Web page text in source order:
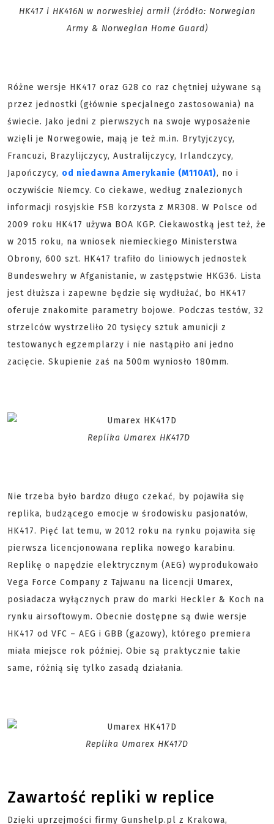
HK417 i HK416N w norweskiej armii (źródło: Norwegian
Army & Norwegian Home Guard)
Różne wersje HK417 oraz G28 co raz chętniej używane są
przez jednostki (głównie specjalnego zastosowania) na
świecie. Jako jedni z pierwszych na swoje wyposażenie
wzięli je Norwegowie, mają je też m.in. Brytyjczycy,
Francuzi, Brazylijczycy, Australijczycy, Irlandczycy,
Japończycy, od niedawna Amerykanie (M110A1), no i
oczywiście Niemcy. Co ciekawe, według znalezionych
informacji rosyjskie FSB korzysta z MR308. W Polsce od
2009 roku HK417 używa BOA KGP. Ciekawostką jest też, że
w 2015 roku, na wniosek niemieckiego Ministerstwa
Obrony, 600 szt. HK417 trafiło do liniowych jednostek
Bundeswehry w Afganistanie, w zastępstwie HKG36. Lista
jest dłuższa i zapewne będzie się wydłużać, bo HK417
oferuje znakomite parametry bojowe. Podczas testów, 32
strzelców wystrzeliło 20 tysięcy sztuk amunicji z
testowanych egzemplarzy i nie nastąpiło ani jedno
zacięcie. Skupienie zaś na 500m wyniosło 180mm.
Replika Umarex HK417D
Nie trzeba było bardzo długo czekać, by pojawiła się
replika, budzącego emocje w środowisku pasjonatów,
HK417. Pięć lat temu, w 2012 roku na rynku pojawiła się
pierwsza licencjonowana replika nowego karabinu.
Replikę o napędzie elektrycznym (AEG) wyprodukowało
Vega Force Company z Tajwanu na licencji Umarex,
posiadacza wyłącznych praw do marki Heckler & Koch na
rynku airsoftowym. Obecnie dostępne są dwie wersje
HK417 od VFC – AEG i GBB (gazowy), którego premiera
miała miejsce rok później. Obie są praktycznie takie
same, różnią się tylko zasadą działania.
Replika Umarex HK417D
Zawartość repliki w replice
Dzięki uprzejmości firmy Gunshelp.pl z Krakowa,